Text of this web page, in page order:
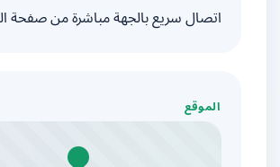
اتصال سريع بالجهة مباشرة من صفحة الدليل.
الموقع